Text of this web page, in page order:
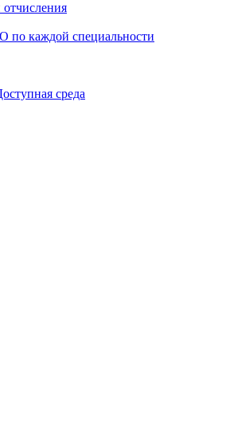
по каждой специальности
среда